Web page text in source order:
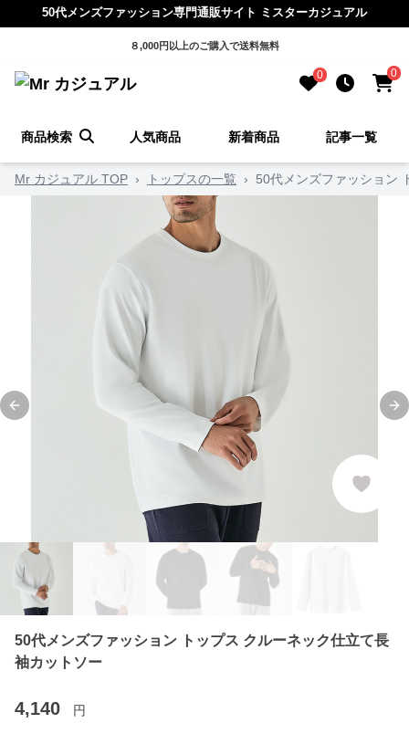
50代メンズファッション専門通販サイト ミスターカジュアル
８,000円以上のご購入で送料無料
0 0
商品検索 人気商品 新着商品 記事一覧
Mr カジュアル TOP › トップスの一覧 › 50代メンズファッション
Previous slide
50代メンズファッション トップス クルーネック仕立て長
袖カットソー
4,140 円